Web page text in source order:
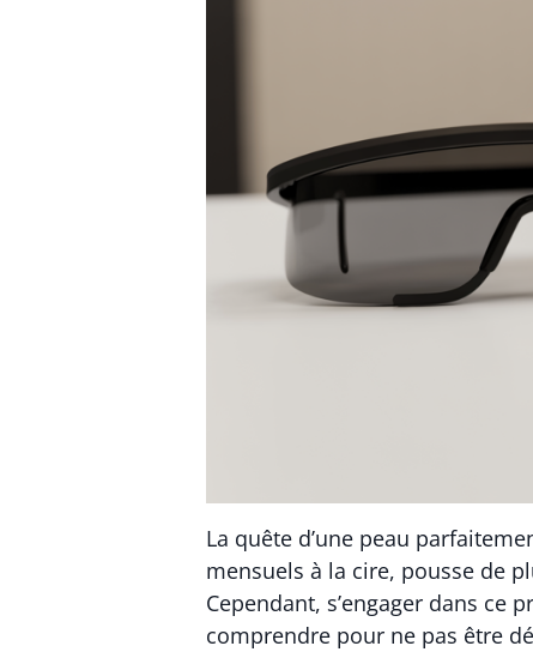
La quête d’une peau
mensuels à la cire, pousse de
Cependant, s’engager dans ce
comprendre pour ne pas être